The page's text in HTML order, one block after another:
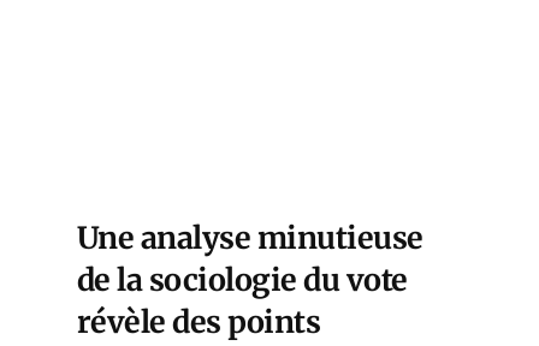
Une analyse minutieuse
de la sociologie du vote
révèle des points